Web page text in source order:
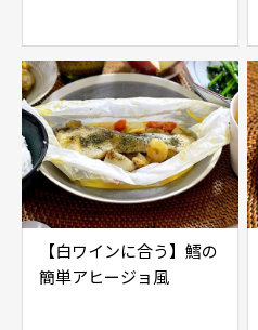
【白ワインに合う】鱈の
簡単アヒージョ風